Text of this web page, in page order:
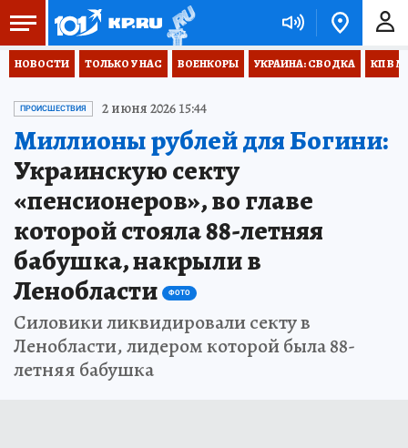
НОВОСТИ ТОЛЬКО У НАС ВОЕНКОРЫ УКРАИНА: СВОДКА КП В
ПРОИСШЕСТВИЯ 2 июня 2026 15:44
Миллионы рублей для Богини:
Украинскую секту
«пенсионеров», во главе
которой стояла 88-летняя
бабушка, накрыли в
Ленобласти
ФОТО
Силовики ликвидировали секту в
Ленобласти, лидером которой была 88-
летняя бабушка